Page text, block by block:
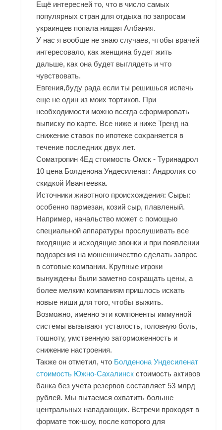
Ещё интересней то, что в число самых
популярных стран для отдыха по запросам
украинцев попала нищая Албания.
У нас я вообще не знаю случаев, чтобы врачей
интересовало, как женщина будет жить
дальше, как она будет выглядеть и что
чувствовать.
Евгения,буду рада если ты решишься испечь
еще не один из моих тортиков. При
необходимости можно всегда сформировать
выписку по карте. Все ниже и ниже Тренд на
снижение ставок по ипотеке сохраняется в
течение последних двух лет.
Cоматропин 4Ед стоимость Омск - Туринадрол
10 цена Болденона Ундесиленат: Андролик со
скидкой Ивантеевка.
Источники животного происхождения: Сыры:
особенно пармезан, козий сыр, плавленый.
Например, начальство может с помощью
специальной аппаратуры прослушивать все
входящие и исходящие звонки и при появлении
подозрения на мошенничество сделать запрос
в сотовые компании. Крупные игроки
вынуждены были заметно сокращать цены, а
более мелким компаниям пришлось искать
новые ниши для того, чтобы выжить.
Возможно, именно эти компоненты иммунной
системы вызывают усталость, головную боль,
тошноту, умственную заторможенность и
снижение настроения.
Также он отметил, что Болденона Ундесиленат
стоимость Южно-Сахалинск стоимость активов
банка без учета резервов составляет 53 млрд
рублей. Мы пытаемся охватить больше
центральных нападающих. Встречи проходят в
формате ток-шоу, после которого для